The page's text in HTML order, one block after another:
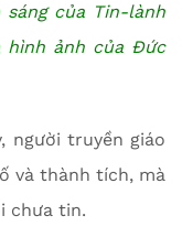
của Tin-lành
hình ảnh của Đức
người truyền giáo
và thành tích, mà
chưa tin.